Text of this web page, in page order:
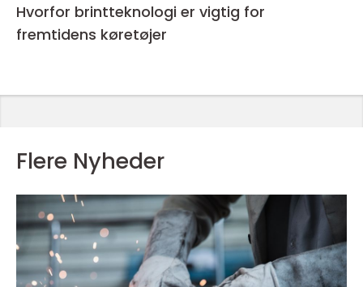
Hvorfor brintteknologi er vigtig for
fremtidens køretøjer
Flere Nyheder